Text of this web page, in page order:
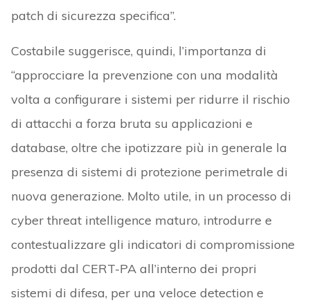
patch di sicurezza specifica”.
Costabile suggerisce, quindi, l’importanza di
“approcciare la prevenzione con una modalità
volta a configurare i sistemi per ridurre il rischio
di attacchi a forza bruta su applicazioni e
database, oltre che ipotizzare più in generale la
presenza di sistemi di protezione perimetrale di
nuova generazione. Molto utile, in un processo di
cyber threat intelligence maturo, introdurre e
contestualizzare gli indicatori di compromissione
prodotti dal CERT-PA all’interno dei propri
sistemi di difesa, per una veloce detection e